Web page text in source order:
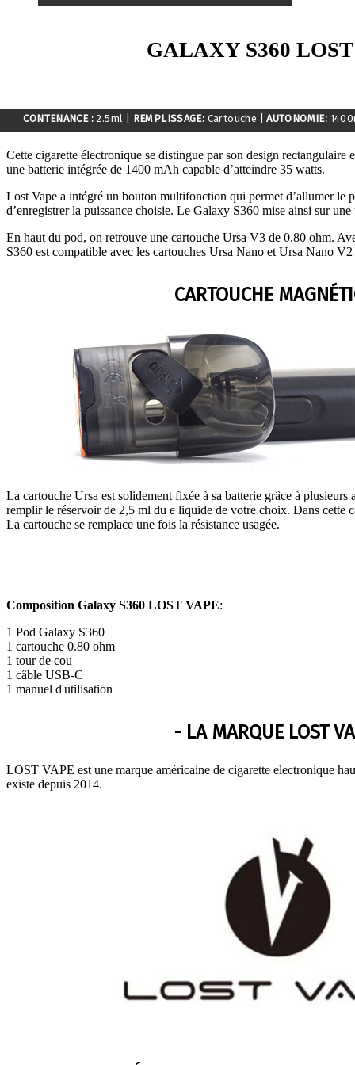
GALAXY S360
CONTENANCE : 2.5ml REMPLISSAGE: Cartouche AUTONOMIE:
Cette cigarette électronique se distingue par son design rectangulaire
une batterie intégrée de 1400 mAh capable d’atteindre 35 watts.
Lost Vape a intégré un bouton multifonction qui permet d’allumer le
d’enregistrer la puissance choisie. Le Galaxy S360 mise ainsi sur
En haut du pod, on retrouve une cartouche Ursa V3 de 0.80 ohm.
S360 est compatible avec les cartouches Ursa Nano et Ursa Nano
CARTOUCHE
La cartouche Ursa est solidement fixée à sa batterie grâce à
remplir le réservoir de 2,5 ml du e liquide de votre choix. Dans cette
La cartouche se remplace une fois la résistance usagée.
Composition Galaxy S360 LOST VAPE:
1 Pod Galaxy S360
1 cartouche 0.80 ohm
1 tour de cou
1 câble USB-C
1 manuel d'utilisation
- LA MARQUE LOST
LOST VAPE est une marque américaine de cigarette electronique
existe depuis 2014.